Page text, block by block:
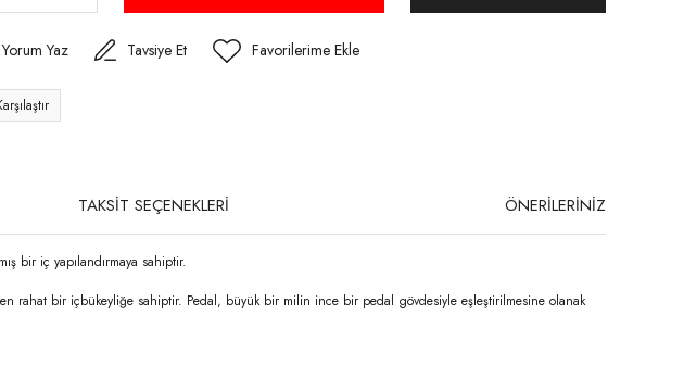
Yorum Yaz Tavsiye Et
TAKSİT SEÇENEKLERİ ÖNERİLERİNİZ
bir iç yapılandırmaya sahiptir.
rahat bir içbükeyliğe sahiptir. Pedal, büyük bir milin ince bir pedal gövdesiyle eşleştirilmesine olanak